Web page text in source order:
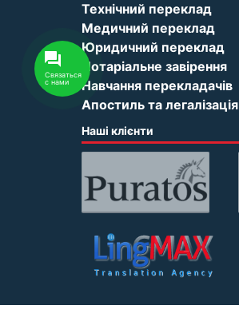
Связаться
с нами
Технічний переклад
Медичний переклад
Юридичний переклад
Нотаріальне завірення
Навчання перекладачів
Апостиль та легалізація
Наші клієнти